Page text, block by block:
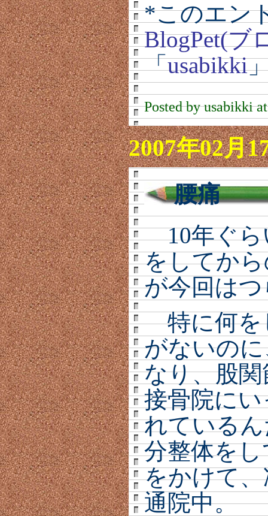
*このエン
BlogPet(ブ
「usabikki
Posted by usabikki
2007年02月
腰痛
10年ぐら
をしてか
が今回は
特に何を
がないの
なり、股
接骨院に
れている
分整体を
をかけて
通院中。